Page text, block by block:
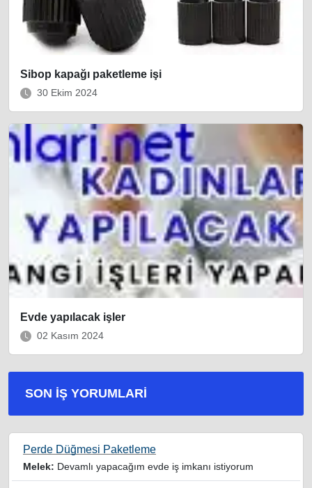
Sibop kapağı paketleme işi
30 Ekim 2024
Evde yapılacak işler
02 Kasım 2024
SON İŞ YORUMLARI
Perde Düğmesi Paketleme
Melek: Devamlı yapacağım evde iş imkanı istiyorum